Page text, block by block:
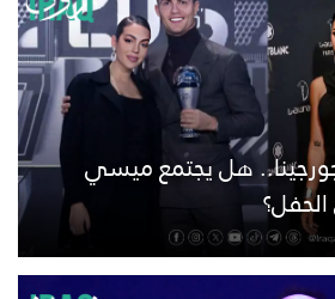
هل يجتمع ميسي